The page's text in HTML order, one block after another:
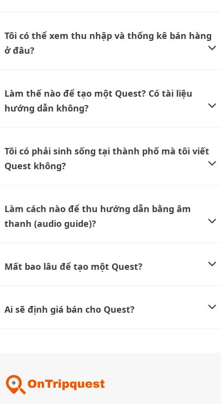
Tôi có thể xem thu nhập và thống kê bán hàng
ở đâu?
Làm thế nào để tạo một Quest? Có tài liệu
hướng dẫn không?
Tôi có phải sinh sống tại thành phố mà tôi viết
Quest không?
Làm cách nào để thu hướng dẫn bằng âm
thanh (audio guide)?
Mất bao lâu để tạo một Quest?
Ai sẽ định giá bán cho Quest?